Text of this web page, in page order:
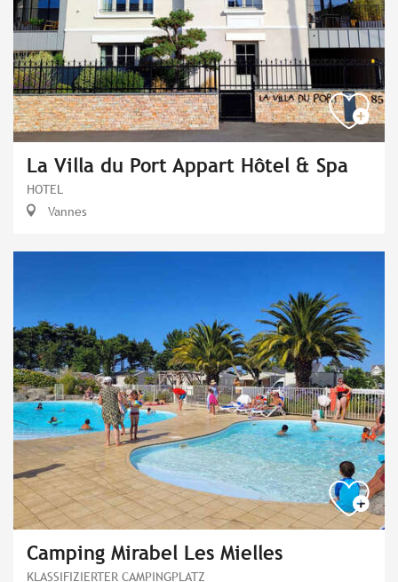
La Villa du Port Appart Hôtel & Spa
HOTEL
Vannes
Camping Mirabel Les Mielles
KLASSIFIZIERTER CAMPINGPLATZ